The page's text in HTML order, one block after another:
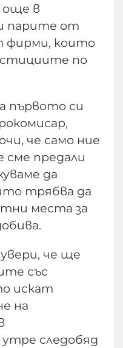
още в
парите от
фирми, които
по
първото си
че само ние
предали
да
трябва да
места за
че ще
със
искат
на
следобяд